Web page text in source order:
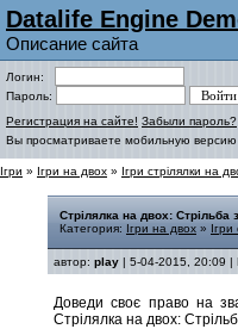
Datalife Engine
Описание сайта
Логин:
Пароль:
Регистрация на сайте! Забыли пароль?
Вы просматриваете мобильную версию
Ігри » Ігри на двох » Ігри стрілялки на
Стрілялка на двох: Стрільба
Категория: Ігри на двох »
автор: play | 5-04-2015, 20:09 |
Доведи своє право на
Стрілялка на двох: